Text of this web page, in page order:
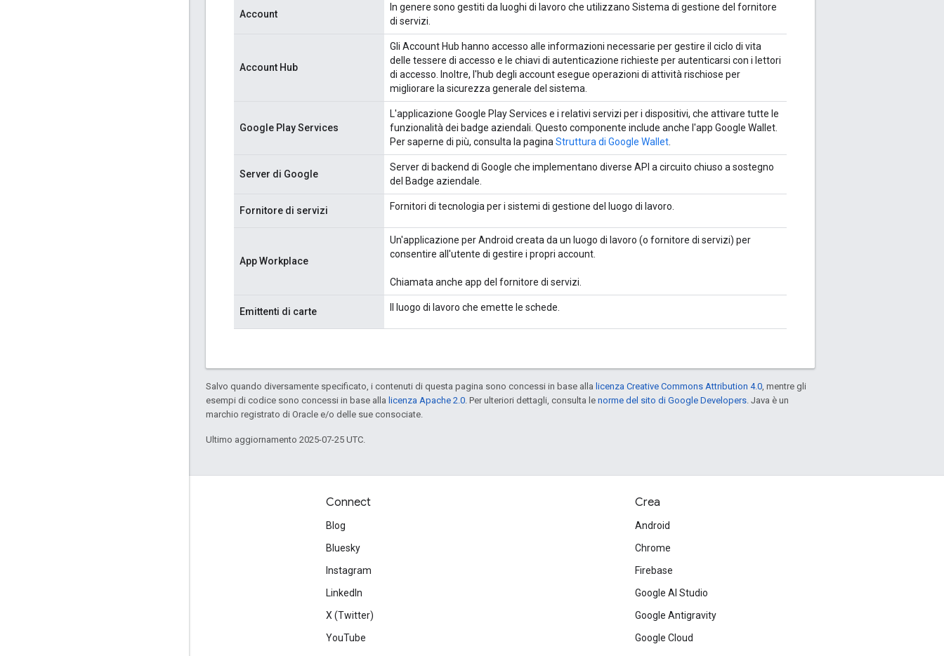
Account
In genere sono gestiti da luoghi di lavoro che utilizzano Sistema di gestione del fornitore
di servizi.
Account Hub
Gli Account Hub hanno accesso alle informazioni necessarie per gestire il ciclo di vita
delle tessere di accesso e le chiavi di autenticazione richieste per autenticarsi con i lettori
di accesso. Inoltre, l'hub degli account esegue operazioni di attività rischiose per
migliorare la sicurezza generale del sistema.
Google Play Services
L'applicazione Google Play Services e i relativi servizi per i dispositivi, che attivare tutte le
funzionalità dei badge aziendali. Questo componente include anche l'app Google Wallet.
Per saperne di più, consulta la pagina Struttura di Google Wallet
Server di Google
Server di backend di Google che implementano diverse API a circuito chiuso a sostegno
del Badge aziendale.
Fornitore di servizi Fornitori di tecnologia per i sistemi di gestione del luogo di lavoro.
App Workplace
Un'applicazione per Android creata da un luogo di lavoro (o fornitore di servizi) per
consentire all'utente di gestire i propri account.
Chiamata anche app del fornitore di servizi.
Emittenti di carte Il luogo di lavoro che emette le schede.
Salvo quando diversamente specificato, i contenuti di questa pagina sono concessi in base alla licenza Creative Commons Attribution 4.0 , mentre gli
esempi di codice sono concessi in base alla licenza Apache 2.0 . Per ulteriori dettagli, consulta le norme del sito di Google Developers . Java è un
marchio registrato di Oracle e/o delle sue consociate.
Ultimo aggiornamento 2025-07-25 UTC.
Connect
Blog
Bluesky
Instagram
LinkedIn
X (Twitter)
YouTube
Crea
Android
Chrome
Firebase
Google AI Studio
Google Antigravity
Google Cloud